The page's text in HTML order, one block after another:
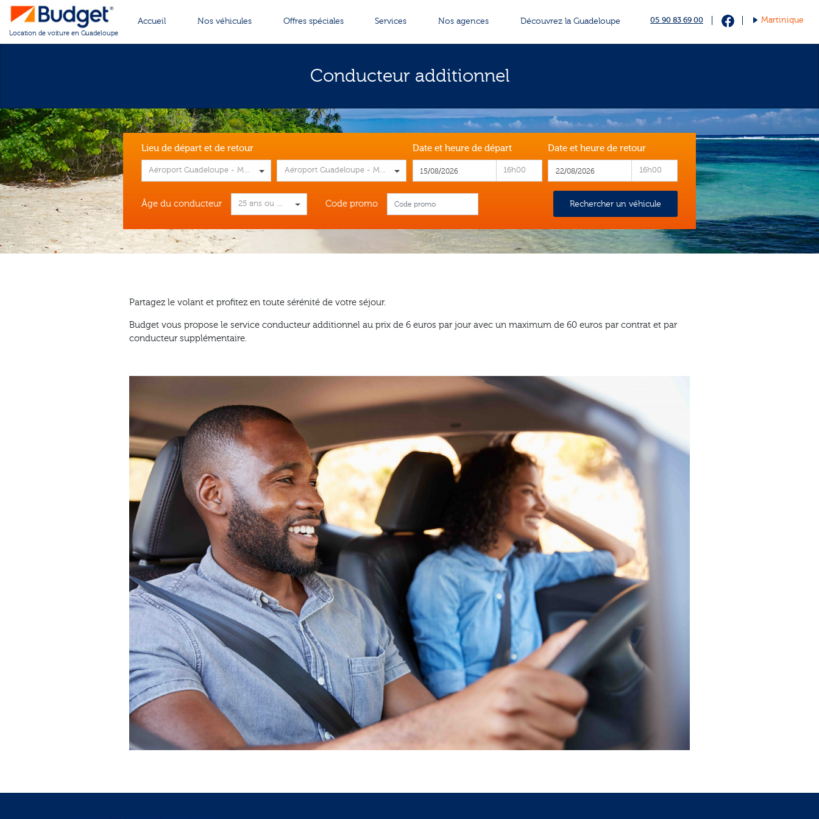
Location de voiture en Guadeloupe
Accueil Nos véhicules Offres spéciales Services Nos agences Découvrez la Guadeloupe 05 90 83 69 00 Martinique
Conducteur additionnel
Lieu de départ et de retour
Aéroport Guadeloupe - Maryse CondéAéroport Guadeloupe - Maryse Condé
Date et heure de départ
16h00
Date et heure de retour
16h00
Âge du conducteur 25 ans ou plus Code promo Rechercher un véhicule
Partagez le volant et profitez en toute sérénité de votre séjour.
Budget vous propose le service conducteur additionnel au prix de 6 euros par jour avec un maximum de 60 euros par contrat et par
conducteur supplémentaire.
Cookies management panel